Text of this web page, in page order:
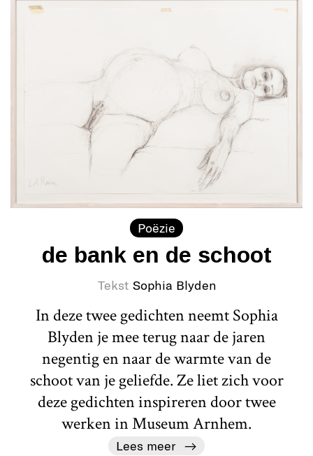
Poëzie
de bank en de schoot
Tekst Sophia Blyden
In deze twee gedichten neemt Sophia
Blyden je mee terug naar de jaren
negentig en naar de warmte van de
schoot van je geliefde. Ze liet zich voor
deze gedichten inspireren door twee
werken in Museum Arnhem.
Lees meer